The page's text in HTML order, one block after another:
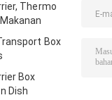
Thermo
Box
Box
Dish